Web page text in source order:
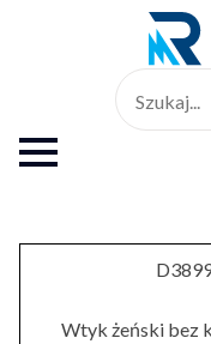
Wtyk żeński bez